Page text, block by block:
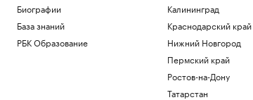
Биографии
База знаний
РБК Образование
Калининград
Краснодарский край
Нижний Новгород
Пермский край
Ростов-на-Дону
Татарстан